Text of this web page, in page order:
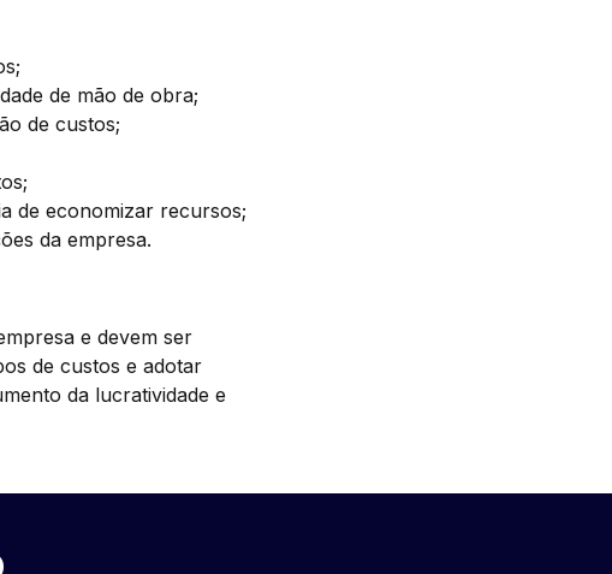
de mão de obra;
de custos;
de economizar recursos;
da empresa.
e devem ser
de custos e adotar
da lucratividade e